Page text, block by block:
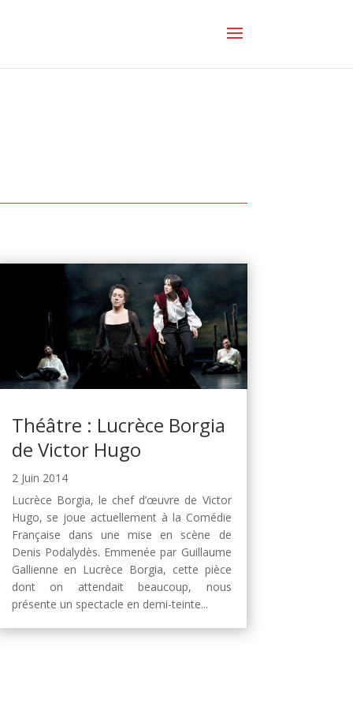
Théâtre : Lucrèce Borgia
de Victor Hugo
2 Juin 2014
Lucrèce Borgia, le chef d’œuvre de Victor
Hugo, se joue actuellement à la Comédie
Française dans une mise en scène de
Denis Podalydès. Emmenée par Guillaume
Gallienne en Lucrèce Borgia, cette pièce
dont on attendait beaucoup, nous
présente un spectacle en demi-teinte...